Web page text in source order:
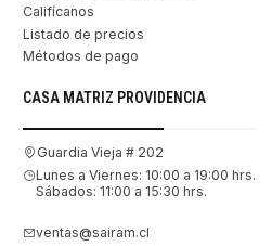
Califícanos
Listado de precios
Métodos de pago
CASA MATRIZ PROVIDENCIA
Guardia Vieja # 202
Lunes a Viernes: 10:00 a 19:00 hrs.
Sábados: 11:00 a 15:30 hrs.
ventas@sairam.cl